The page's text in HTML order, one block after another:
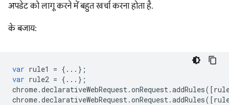
अपडेट को लागू करने में बहुत खर्चा करना होता है.
के बजाय:
var rule1 = {...};
var rule2 = {...};
chrome.declarativeWebRequest.onRequest.addRules([
chrome.declarativeWebRequest.onRequest.addRules([